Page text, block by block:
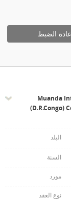
الضبط
Muanda
(D.R.Congo)